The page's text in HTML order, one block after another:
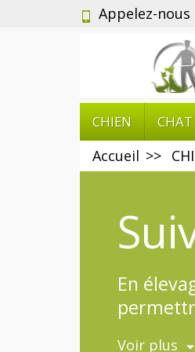
Appelez-nous
CHIEN CHAT
Accueil
En
>
Voir plus